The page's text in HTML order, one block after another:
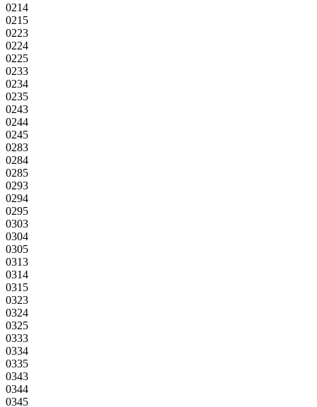
0214
0215
0223
0224
0225
0233
0234
0235
0243
0244
0245
0283
0284
0285
0293
0294
0295
0303
0304
0305
0313
0314
0315
0323
0324
0325
0333
0334
0335
0343
0344
0345